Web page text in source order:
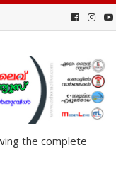
the complete